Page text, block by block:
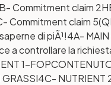
Commitment claim 2
Commitment claim 5
di piÃ¹!4A-
a controllare la
1-FOP
GRASSI4C- NUTRIENT